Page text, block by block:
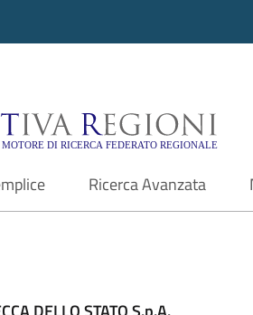
Regioni -
Ricerca Avanzata